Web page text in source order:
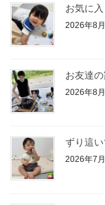
お気に
2026年8
お友達
2026年8
ずり這
2026年7